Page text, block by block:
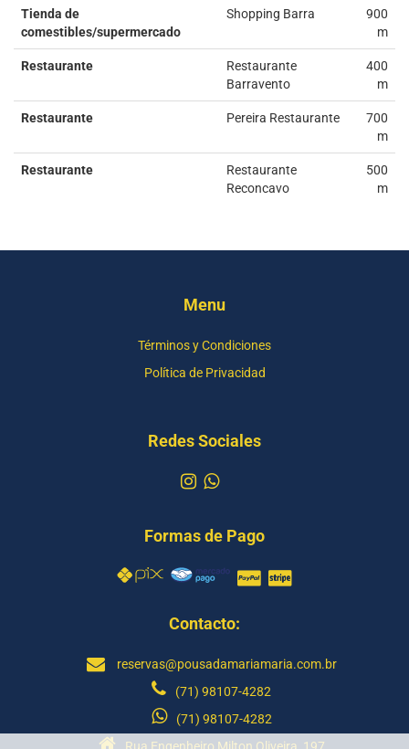
Tienda de
comestibles/supermercado
Shopping Barra
900
m
Restaurante
Restaurante
Barravento
400
m
Restaurante Pereira Restaurante
700
m
Restaurante
Restaurante
Reconcavo
500
m
Menu
Términos y Condiciones
Política de Privacidad
Redes Sociales
Formas de Pago
Contacto:
reservas@pousadamariamaria.com.br
(71) 98107-4282
(71) 98107-4282
Rua Engenheiro Milton Oliveira, 197